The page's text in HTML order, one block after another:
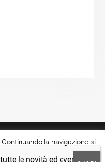
la navigazione si
Cookie settings
le novità ed eventi?